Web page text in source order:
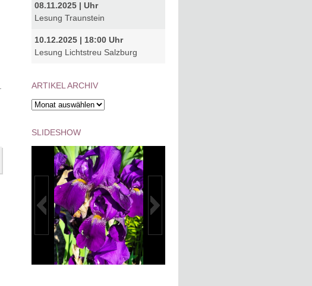
08.11.2025 | Uhr
Lesung Traunstein
10.12.2025 | 18:00 Uhr
Lesung Lichtstreu Salzburg
ARTIKEL ARCHIV
Artikel
SLIDESHOW